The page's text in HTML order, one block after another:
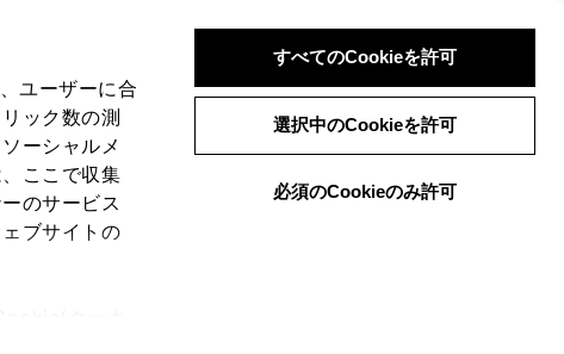
ユーザーに合
ック数の測
ーシャルメ
ここで収集
のサービス
ブサイトの
すべてのCookieを許可
選択中のCookieを許可
必須のCookieのみ許可
ログイン 検索 メニュー
メニュー